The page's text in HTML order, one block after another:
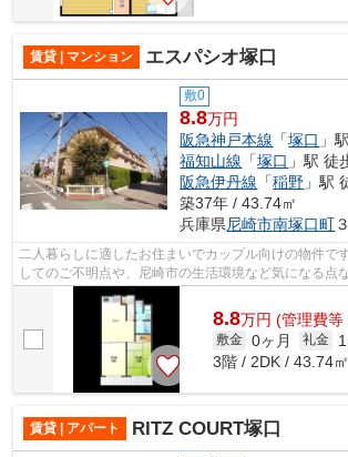
賃貸 | マンション エスパシオ塚口
敷0
8.8万円
阪急神戸本線 「塚口 」
福知山線 「塚口 」駅 徒
阪急伊丹線 「稲野 」駅
築37年 / 43.74㎡
兵庫県尼崎市南塚口町
二人暮らしに適したお住まいでカップル向けの物件で
してのご不明点や、尼崎市の生活環境など気になる点
ずは当店スタッフまでお気軽にご連絡...
8.8万円 (管理費等
敷金 0ヶ月 礼金
3階 / 2DK / 43.74㎡
賃貸 | アパート RITZ COURT塚口